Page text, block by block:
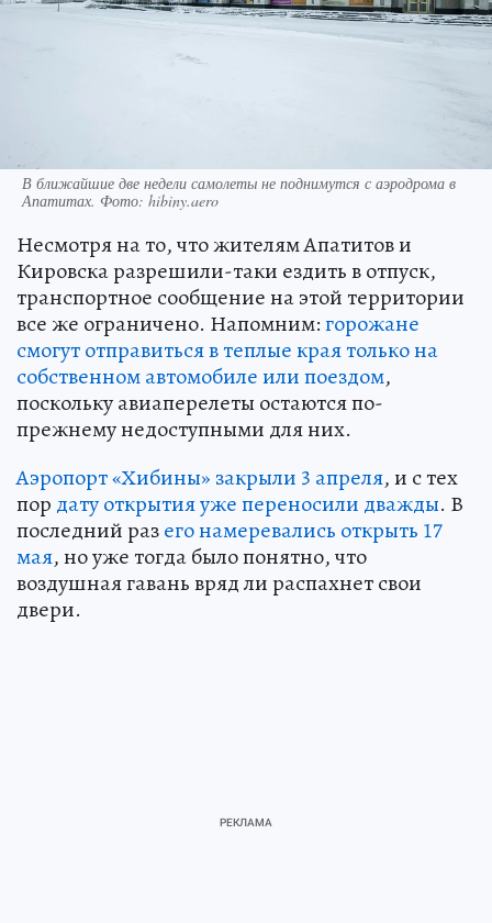
В ближайшие две недели самолеты не поднимутся с аэродрома в
Апатитах. Фото: hibiny.aero
Несмотря на то, что жителям Апатитов и
Кировска разрешили-таки ездить в отпуск,
транспортное сообщение на этой территории
все же ограничено. Напомним:горожане
смогут отправиться в теплые края только на
собственном автомобиле или поездом,
поскольку авиаперелеты остаются по-
прежнему недоступными для них.
Аэропорт «Хибины» закрыли 3 апреля, и с тех
пор дату открытия уже переносили дважды. В
последний разего намеревались открыть 17
мая, но уже тогда было понятно, что
воздушная гавань вряд ли распахнет свои
двери.